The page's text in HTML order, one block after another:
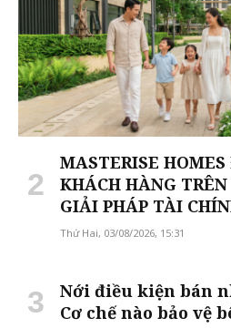
MASTERISE
KHÁCH HÀNG
GIẢI PHÁP TÀI
Thứ Hai, 03/08/2026, 15:31
Nới điều kiện bán
Cơ chế nào bảo vệ